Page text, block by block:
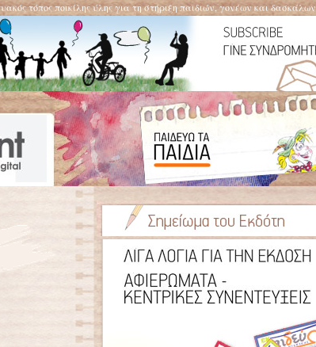
τόπος ποικίλης ύλης για τη στήριξη παιδιών, γονέων και δασκάλων